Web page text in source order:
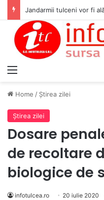
Home / Ştirea zilei
Ştirea zilei
Dosare
de recoltare
biologice de
infotulcea.ro 20 iulie 2020